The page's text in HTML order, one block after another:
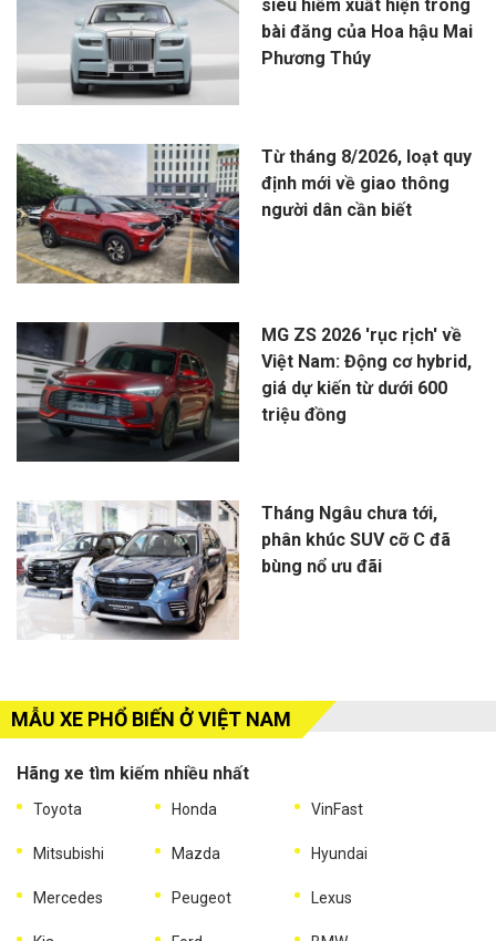
siêu hiếm xuất hiện trong
bài đăng của Hoa hậu Mai
Phương Thúy
Từ tháng 8/2026, loạt quy
định mới về giao thông
người dân cần biết
MG ZS 2026 'rục rịch' về
Việt Nam: Động cơ hybrid,
giá dự kiến từ dưới 600
triệu đồng
Tháng Ngâu chưa tới,
phân khúc SUV cỡ C đã
bùng nổ ưu đãi
MẪU XE PHỔ BIẾN Ở VIỆT NAM
Hãng xe tìm kiếm nhiều nhất
Toyota Honda VinFast
Mitsubishi Mazda Hyundai
Mercedes Peugeot Lexus